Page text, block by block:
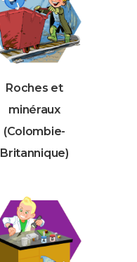
Roches et
minéraux
(Colombie-
Britannique)